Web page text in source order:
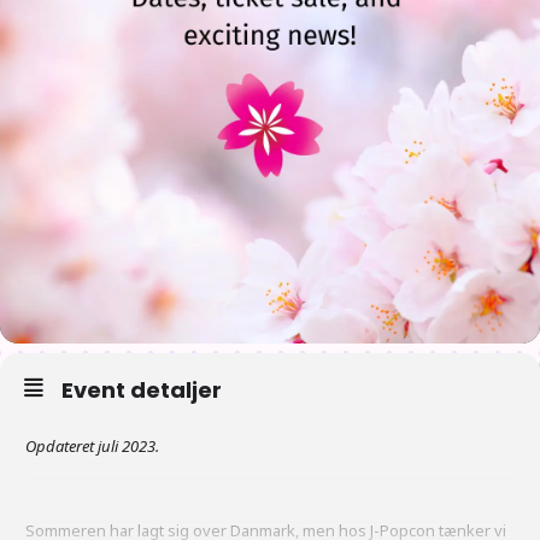
Event detaljer
Opdateret juli 2023.
Sommeren har lagt sig over Danmark, men hos J-Popcon tænker vi